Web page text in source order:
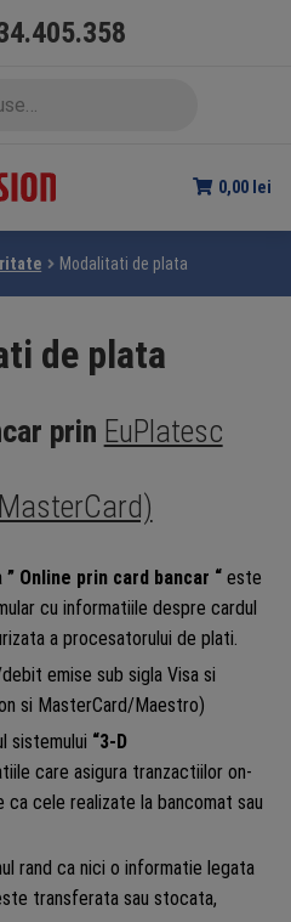
0,00 lei
Modalitati de plata
de plata
prin EuPlatesc
” Online prin card bancar “este
cu informatiile despre cardul
a procesatorului de plati.
emise sub sigla Visa si
si MasterCard/Maestro)
sistemului “3-D
care asigura tranzactiilor on-
cele realizate la bancomat sau
rand ca nici o informatie legata
transferata sau stocata,